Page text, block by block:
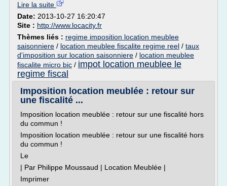
Lire la suite
Date: 2013-10-27 16:20:47
Site : http://www.locacity.fr
Thèmes liés : regime imposition location meublee
saisonniere / location meublee fiscalite regime reel / taux
d'imposition sur location saisonniere / location meublee
fiscalite micro bic / impot location meublee le
regime fiscal
Imposition location meublée : retour sur
une fiscalité ...
Imposition location meublée : retour sur une fiscalité hors
du commun !
Imposition location meublée : retour sur une fiscalité hors
du commun !
Le
| Par Philippe Moussaud | Location Meublée |
Imprimer